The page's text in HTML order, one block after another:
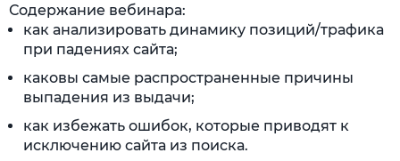
Содержание вебинара:
как анализировать динамику позиций/трафика
при падениях сайта;
каковы самые распространенные причины
выпадения из выдачи;
как избежать ошибок, которые приводят к
исключению сайта из поиска.